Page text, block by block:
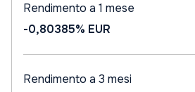
Rendimento a 1 mese
-0,80385% EUR
Rendimento a 3 mesi